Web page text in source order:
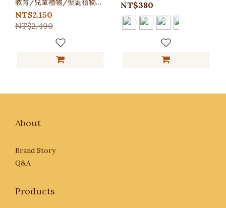
生日禮物)
NT$2,150
NT$2,490
NT$380
About
Brand Story
Q&A
Products